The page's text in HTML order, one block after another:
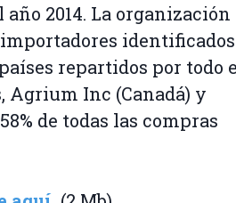
2014. La organización
repartidos por todo
Agrium Inc (Canadá) y
de todas las compras